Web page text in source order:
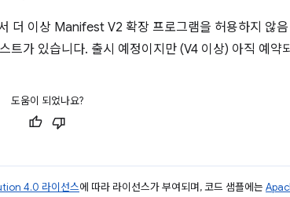
더 이상 Manifest V2 확장 프로그램을 허용하지 않
트가 있습니다. 출시 예정이지만 (V4 이상) 아직 예약
도움이 되었나요?
4.0 라이선스에 따라 라이선스가 부여되며, 코드 샘플에는